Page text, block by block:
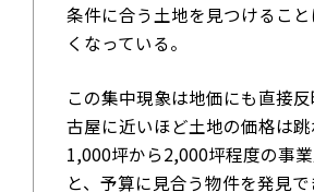
条件に合う土地を見つけるこ
くなっている。
この集中現象は地価にも直接
古屋に近いほど土地の価格は跳
1,000坪から2,000坪程度の事
と、予算に見合う物件を発見